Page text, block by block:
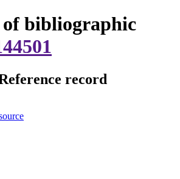
bibliographic
record